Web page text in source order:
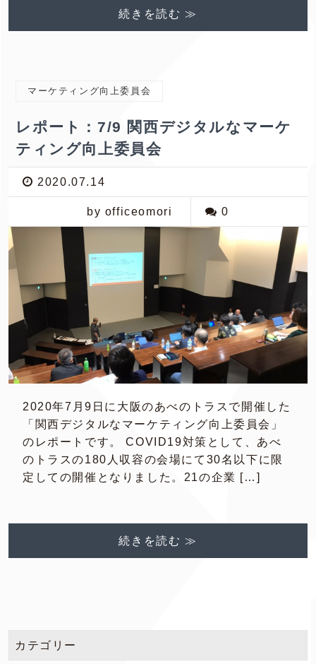
続きを読む ≫
マーケティング向上委員会
レポート：7/9 関西デジタルなマーケ
ティング向上委員会
2020.07.14
by officeomori 0
2020年7月9日に大阪のあべのトラスで開催した
「関西デジタルなマーケティング向上委員会」
のレポートです。 COVID19対策として、あべ
のトラスの180人収容の会場にて30名以下に限
定しての開催となりました。21の企業 […]
続きを読む ≫
カテゴリー